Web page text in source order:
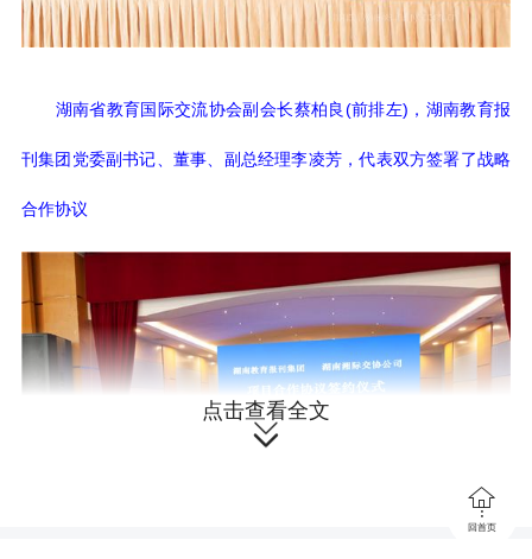
湖南省教育国际交流协会副会长蔡柏良(前排左)，湖南教育报
刊集团党委副书记、董事、副总经理李凌芳，代表双方签署了战略
合作协议
点击查看全文


回首页